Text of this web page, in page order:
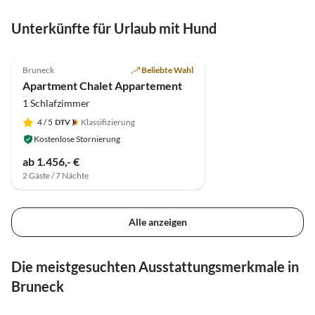
Unterkünfte für Urlaub mit Hund
Bruneck Beliebte Wahl
Apartment Chalet Appartement
1 Schlafzimmer
4/ 5
Klassifizierung
Kostenlose Stornierung
ab 1.456,- €
2 Gäste / 7 Nächte
Alle anzeigen
Die meistgesuchten Ausstattungsmerkmale in
Bruneck